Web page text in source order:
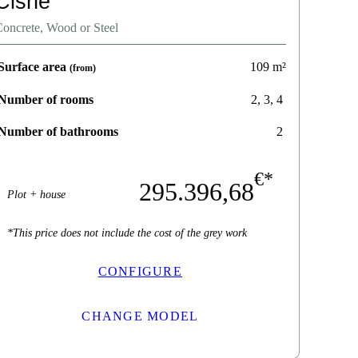
Wood or Steel
area (from) 109 m²
of rooms 2, 3, 4
of bathrooms 2
295.396,68€*
Plot + house
*This price does not include the cost of the grey work
CONFIGURE
CHANGE MODEL